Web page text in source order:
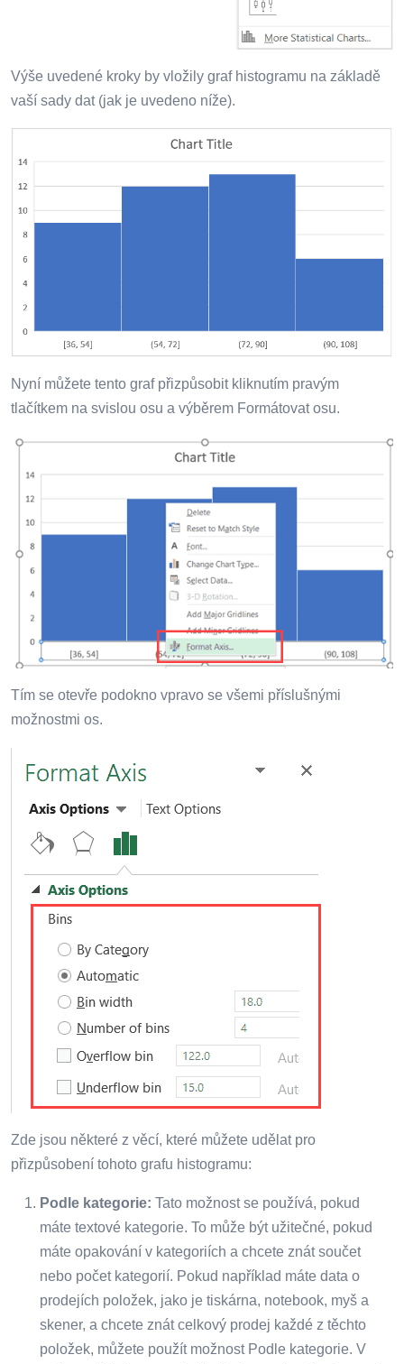
Výše uvedené kroky by vložily graf histogramu na základě
vaší sady dat (jak je uvedeno níže).
Nyní můžete tento graf přizpůsobit kliknutím pravým
tlačítkem na svislou osu a výběrem Formátovat osu.
Tím se otevře podokno vpravo se všemi příslušnými
možnostmi os.
Zde jsou některé z věcí, které můžete udělat pro
přizpůsobení tohoto grafu histogramu:
Podle kategorie: Tato možnost se používá, pokud
máte textové kategorie. To může být užitečné, pokud
máte opakování v kategoriích a chcete znát součet
nebo počet kategorií. Pokud například máte data o
prodejích položek, jako je tiskárna, notebook, myš a
skener, a chcete znát celkový prodej každé z těchto
položek, můžete použít možnost Podle kategorie. V